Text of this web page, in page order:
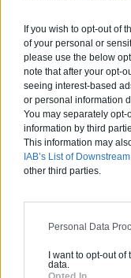
If you wish to opt-out of
of your personal or
please use the below
note that after your opt-
seeing interest-based
or personal information
You may separately opt-
information by third
This information may
IAB’s List of
other third parties.
Personal Data
I want to opt-out
data.
votre